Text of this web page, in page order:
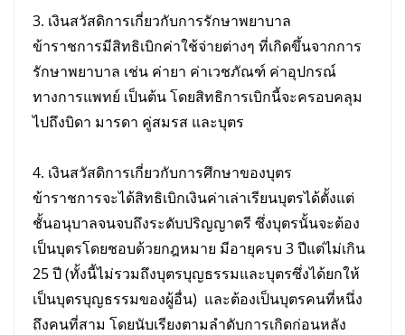
3. เงินสวัสดิการเกี่ยวกับการรักษาพยาบาล
ข้าราชการมีสิทธิเบิกค่าใช้จ่ายต่างๆ ที่เกิดขึ้นจากการ
รักษาพยาบาล เช่น ค่ายา ค่าเวชภัณฑ์ ค่าอุปกรณ์
ทางการแพทย์ เป็นต้น โดยสิทธิการเบิกนี้จะครอบคลุม
ไปถึงบิดา มารดา คู่สมรส และบุตร
4. เงินสวัสดิการเกี่ยวกับการศึกษาของบุตร
ข้าราชการจะได้สิทธิเบิกเงินค่าเล่าเรียนบุตรได้ตั้งแต่
ชั้นอนุบาลจนจบถึงระดับปริญญาตรี ซึ่งบุตรนั้นจะต้อง
เป็นบุตรโดยชอบด้วยกฎหมาย มีอายุครบ 3 ปีแต่ไม่เกิน
25 ปี (ทั้งนี้ไม่รวมถึงบุตรบุญธรรมและบุตรซึ่งได้ยกให้
เป็นบุตรบุญธรรมของผู้อื่น) และต้องเป็นบุตรคนที่หนึ่ง
ถึงคนที่สาม โดยนับเรียงตามลําดับการเกิดก่อนหลัง